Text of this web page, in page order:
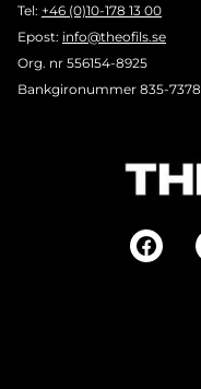
Tel: +46 (0)10-178 13 00
Epost: info@theofils.se
Org. nr 556154-8925
Bankgironummer 835-7378